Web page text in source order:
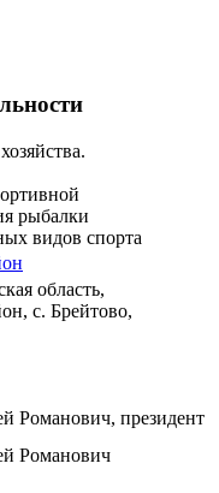
рыбалки
видов спорта
область,
с. Брейтово,
Романович, президент
Романович